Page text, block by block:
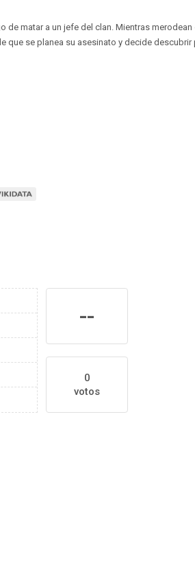
de matar a un jefe del clan. Mientras
que se planea su asesinato y decide
--
0
votos